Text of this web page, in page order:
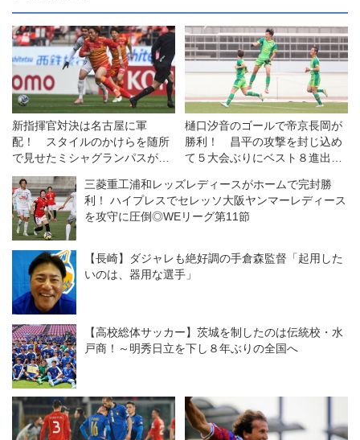
新指揮官対決は名古屋に軍
配！ スタイルのかけらを随所
で見せたミシャグランパスが吉
田エスパルスに１−０で勝利
◎J1第1節
樋口汐音のゴールで帝京長岡が
勝利！ 昌平の攻撃を封じ込め
て５大会ぶりにベスト８進出
三菱重工浦和レッズレディースがホームで完封勝
利！ ハイプレスでセレッソ大阪ヤンマーレディース
を攻守に圧倒◎WEリーグ第11節
【長崎】ダジャレも絶好調の手倉森監督「起用した
いのは、器用な選手」
【高校総体サッカー】茨城を制したのは伝統校・水
戸商！～明秀日立を下し８年ぶりの全国へ